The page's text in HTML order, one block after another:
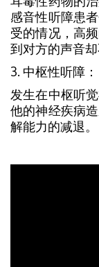
感音性听障患
受的情况，高
到对方的声音
3. 中枢性听障：
发生在中枢听
他的神经疾病
解能力的减退。